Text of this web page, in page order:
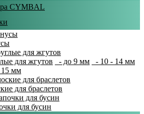
CYMBAL
для жгутов - до 9 мм
- 10 - 14 мм
15 мм
для браслетов
для бусин